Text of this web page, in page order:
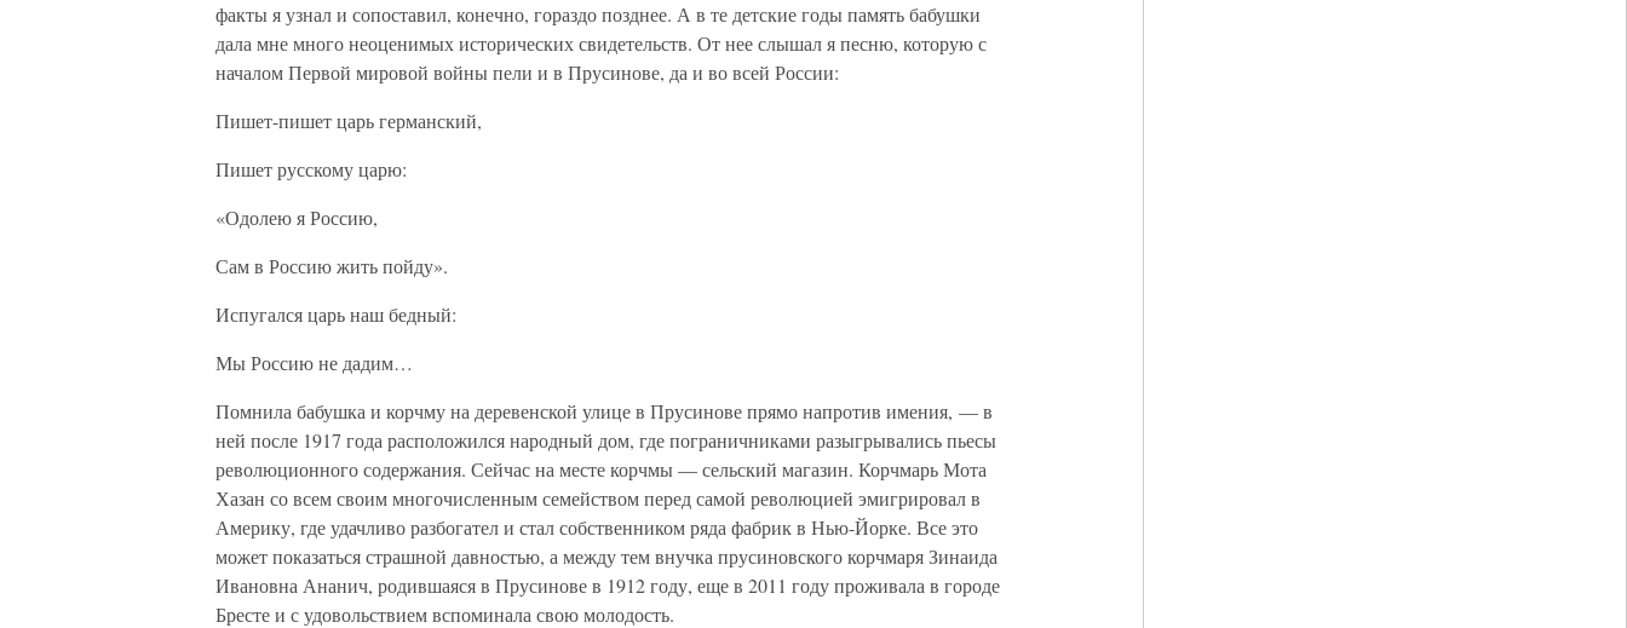
факты я узнал и сопоставил, конечно, гораздо позднее. А в те детские годы память бабушки
дала мне много неоценимых исторических свидетельств. От нее слышал я песню, которую с
началом Первой мировой войны пели и в Прусинове, да и во всей России:
Пишет-пишет царь германский,
Пишет русскому царю:
«Одолею я Россию,
Сам в Россию жить пойду».
Испугался царь наш бедный:
Мы Россию не дадим…
Помнила бабушка и корчму на деревенской улице в Прусинове прямо напротив имения, — в
ней после 1917 года расположился народный дом, где пограничниками разыгрывались пьесы
революционного содержания. Сейчас на месте корчмы — сельский магазин. Корчмарь Мота
Хазан со всем своим многочисленным семейством перед самой революцией эмигрировал в
Америку, где удачливо разбогател и стал собственником ряда фабрик в Нью-Йорке. Все это
может показаться страшной давностью, а между тем внучка прусиновского корчмаря Зинаида
Ивановна Ананич, родившаяся в Прусинове в 1912 году, еще в 2011 году проживала в городе
Бресте и с удовольствием вспоминала свою молодость.